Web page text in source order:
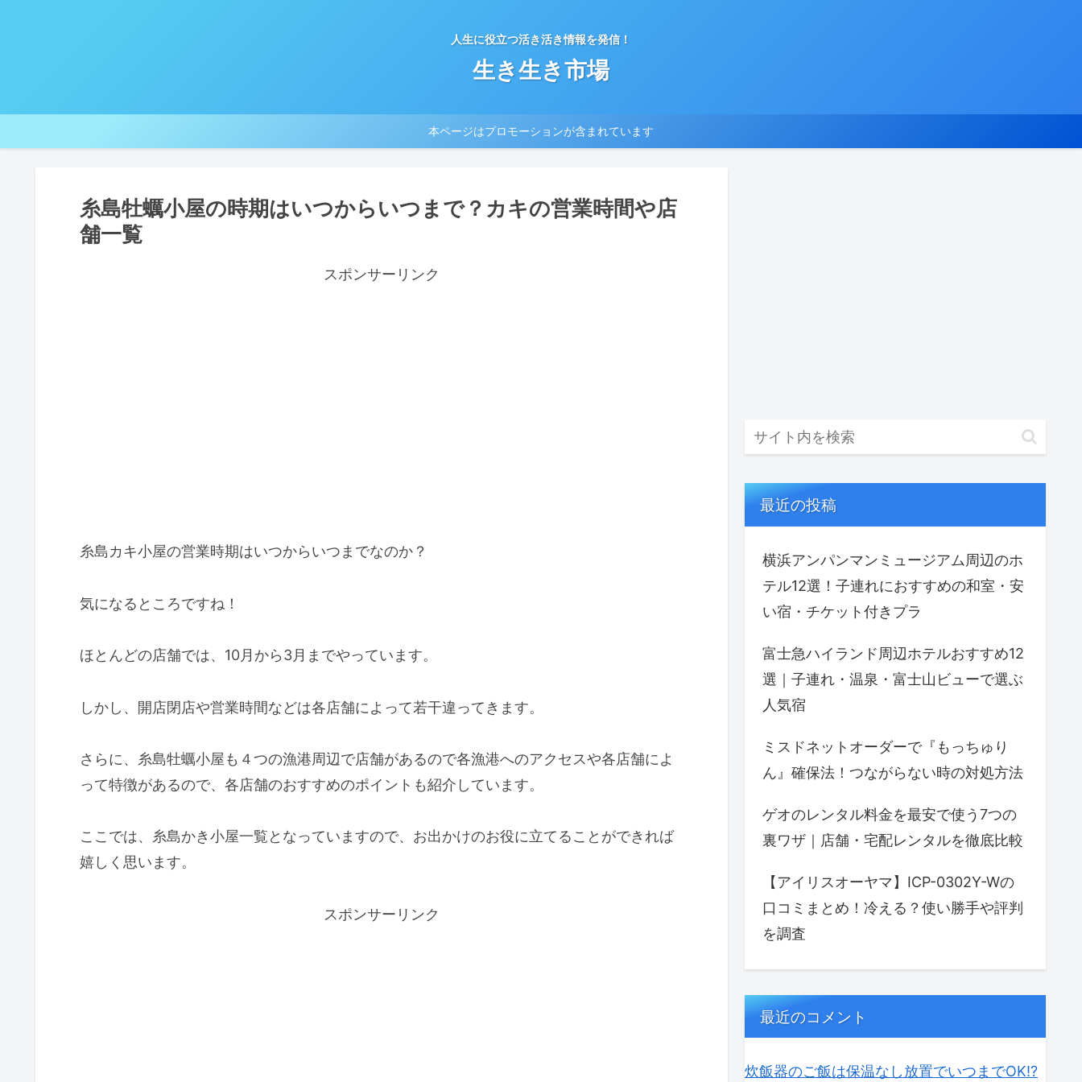
人生に役立つ活き活き情報を発信！
生き生き市場
本ページはプロモーションが含まれています
糸島牡蠣小屋の時期はいつからいつまで？カキの営業時間や店
舗一覧
スポンサーリンク
糸島カキ小屋の営業時期はいつからいつまでなのか？
気になるところですね！
ほとんどの店舗では、10月から3月までやっています。
しかし、開店閉店や営業時間などは各店舗によって若干違ってきます。
さらに、糸島牡蠣小屋も４つの漁港周辺で店舗があるので各漁港へのアクセスや各店舗によ
って特徴があるので、各店舗のおすすめのポイントも紹介しています。
ここでは、糸島かき小屋一覧となっていますので、お出かけのお役に立てることができれば
嬉しく思います。
スポンサーリンク
最近の投稿
横浜アンパンマンミュージアム周辺のホ
テル12選！子連れにおすすめの和室・安
い宿・チケット付きプラ
富士急ハイランド周辺ホテルおすすめ12
選｜子連れ・温泉・富士山ビューで選ぶ
人気宿
ミスドネットオーダーで『もっちゅり
ん』確保法！つながらない時の対処方法
ゲオのレンタル料金を最安で使う7つの
裏ワザ｜店舗・宅配レンタルを徹底比較
【アイリスオーヤマ】ICP-0302Y-Wの
口コミまとめ！冷える？使い勝手や評判
を調査
最近のコメント
炊飯器のご飯は保温なし放置でいつまでOK⁉